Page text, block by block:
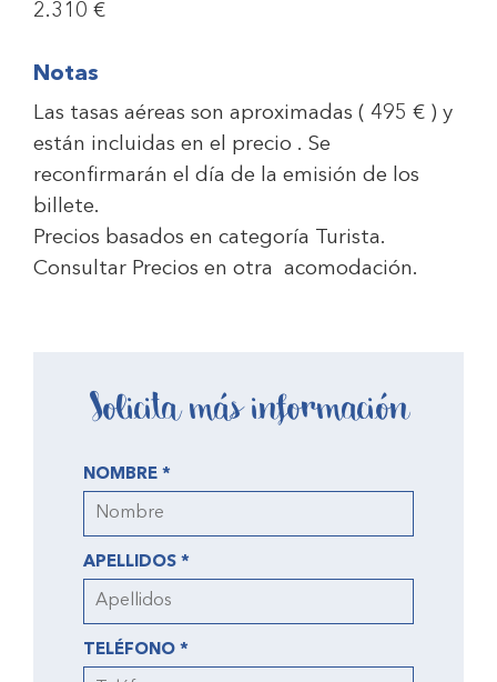
2.310 €
Notas
Las tasas aéreas son aproximadas ( 495 € ) y
están incluidas en el precio . Se
reconfirmarán el día de la emisión de los
billete.
Precios basados en categoría Turista.
Consultar Precios en otra acomodación.
Solicita más información
NOMBRE *
APELLIDOS *
TELÉFONO *